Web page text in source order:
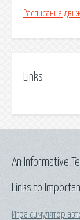
Расписание
Links
Links to
Игра симулятор
An Informative